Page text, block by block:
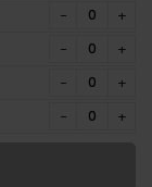
− +
− +
− +
− +